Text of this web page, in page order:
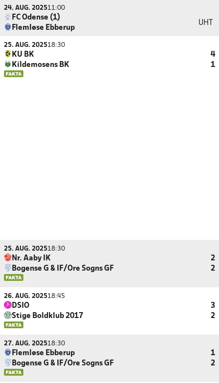
24. AUG. 202511:00
FC Odense (1)
Flemløse Ebberup
UHT
25. AUG. 202518:30
KU BK
4
Kildemosens BK
1
25. AUG. 202518:30
Nr. Aaby IK
2
Bogense G & IF/Ore Sogns GF
2
26. AUG. 202518:45
DSIO
3
Stige Boldklub 2017
2
27. AUG. 202518:30
Flemløse Ebberup
1
Bogense G & IF/Ore Sogns GF
2